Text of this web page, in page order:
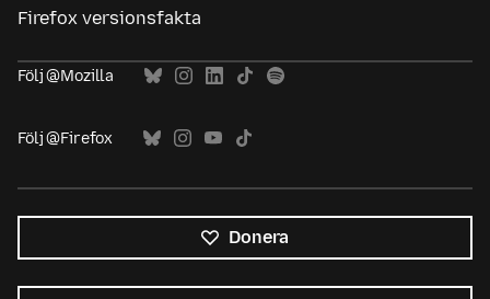
Firefox versionsfakta
Följ @Mozilla
Följ @Firefox
Donera
språk
Språk